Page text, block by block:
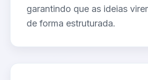
garantindo que as ideias
de forma estruturada.